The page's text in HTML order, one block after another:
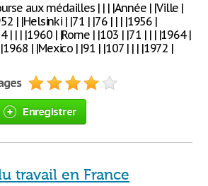
aux médailles | | | |Année | |Ville |
| |Helsinki | |71 | |76 | | | |1956 |
| | | |1960 | |Rome | |103 | |71 | | | |1964 |
| |Mexico | |91 | |107 | | | |1972 |
Enregistrer
travail en France